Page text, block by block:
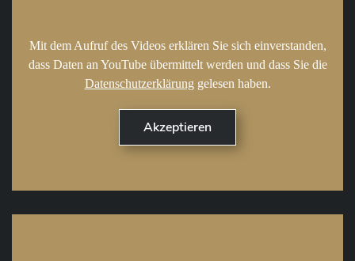
Mit dem Aufruf des Videos erklären Sie sich einverstanden,
dass Daten an YouTube übermittelt werden und dass Sie die
Datenschutzerklärung gelesen haben.